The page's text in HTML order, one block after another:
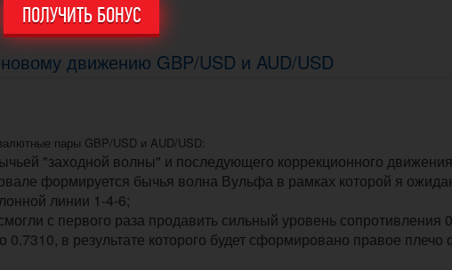
ПОЛУЧИТЬ БОНУС
движению GBP/USD и AUD/USD
пары GBP/USD и AUD/USD:
"заходной волны" и последующего коррекционного
формируется бычья волна Вульфа в рамках которой я
линии 1-4-6;
с первого раза продавить сильный уровень сопротивления
в результате которого будет сформировано правое плечо